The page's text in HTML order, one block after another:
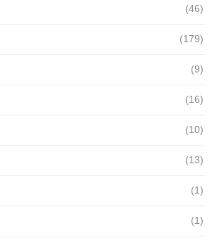
(46)
(179)
(9)
(16)
(10)
(13)
(1)
(1)